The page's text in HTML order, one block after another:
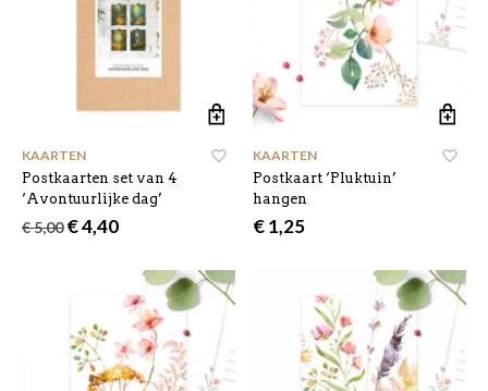
KAARTEN
Postkaarten set van 4
‘Avontuurlijke dag’
€5,00 Oorspronkelijke
€4,40Huidige
€ 4,40.
KAARTEN
Postkaart ‘Pluktuin’
hangen
€1,25